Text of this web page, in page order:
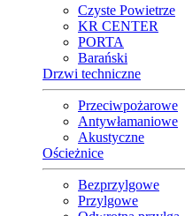
Czyste Powietrze
KR CENTER
PORTA
Barański
Drzwi techniczne
Przeciwpożarowe
Antywłamaniowe
Akustyczne
Ościeżnice
Bezprzylgowe
Przylgowe